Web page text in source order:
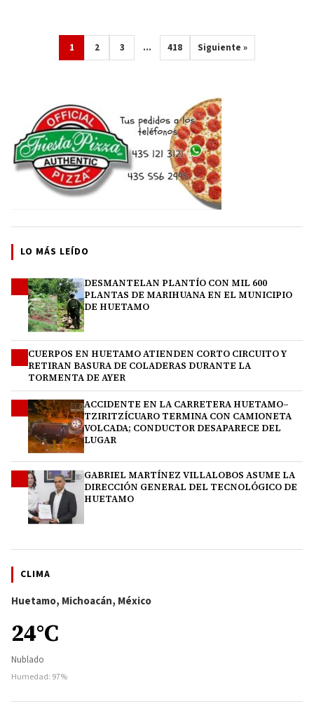
1 2 3 … 418 Siguiente »
LO MÁS LEÍDO
DESMANTELAN PLANTÍO CON MIL 600
PLANTAS DE MARIHUANA EN EL MUNICIPIO
DE HUETAMO
CUERPOS EN HUETAMO ATIENDEN CORTO CIRCUITO Y
RETIRAN BASURA DE COLADERAS DURANTE LA
TORMENTA DE AYER
ACCIDENTE EN LA CARRETERA HUETAMO–
TZIRITZÍCUARO TERMINA CON CAMIONETA
VOLCADA; CONDUCTOR DESAPARECE DEL
LUGAR
GABRIEL MARTÍNEZ VILLALOBOS ASUME LA
DIRECCIÓN GENERAL DEL TECNOLÓGICO DE
HUETAMO
CLIMA
Huetamo, Michoacán, México
24°C
Nublado
Humedad: 97%